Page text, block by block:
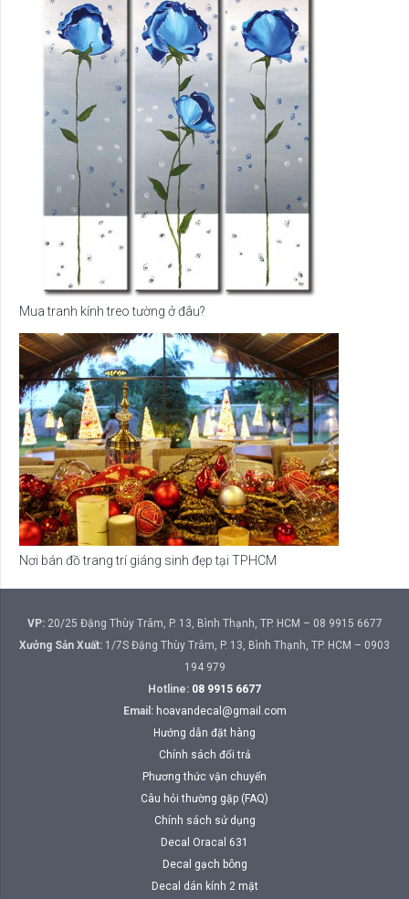
Mua tranh kính treo tường ở đâu?
Nơi bán đồ trang trí giáng sinh đẹp tại TPHCM
VP:20/25 Đặng Thùy Trâm, P. 13, Bình Thạnh, TP. HCM – 08 9915 6677
Xưởng Sản Xuất: 1/7S Đặng Thùy Trâm, P. 13, Bình Thạnh, TP. HCM – 0903
194 979
Hotline: 08 9915 6677
Email: hoavandecal@gmail.com
Hướng dẫn đặt hàng
Chính sách đổi trả
Phương thức vận chuyển
Câu hỏi thường gặp (FAQ)
Chính sách sử dụng
Decal Oracal 631
Decal gạch bông
Decal dán kính 2 mặt